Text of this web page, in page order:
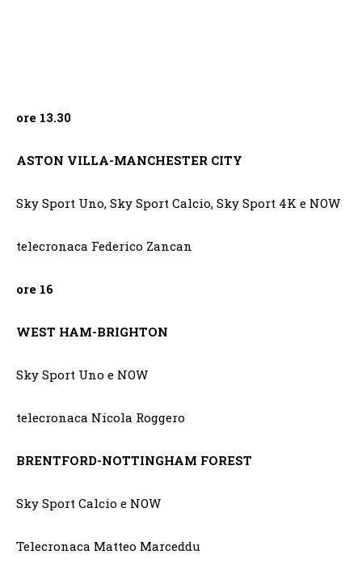
ore 13.30
ASTON VILLA-MANCHESTER CITY
Sky Sport Uno, Sky Sport Calcio, Sky Sport 4K e NOW
telecronaca Federico Zancan
ore 16
WEST HAM-BRIGHTON
Sky Sport Uno e NOW
telecronaca Nicola Roggero
BRENTFORD-NOTTINGHAM FOREST
Sky Sport Calcio e NOW
Telecronaca Matteo Marceddu